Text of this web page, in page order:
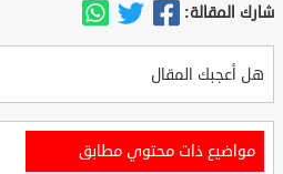
شارك المقالة:
هل أعجبك المقال
مواضيع ذات محتوي مطابق